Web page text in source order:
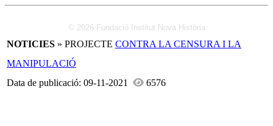
© 2026 Fundació Institut Nova Història
NOTICIES » PROJECTE CONTRA LA CENSURA I LA
MANIPULACIÓ
Data de publicació: 09-11-2021
6576